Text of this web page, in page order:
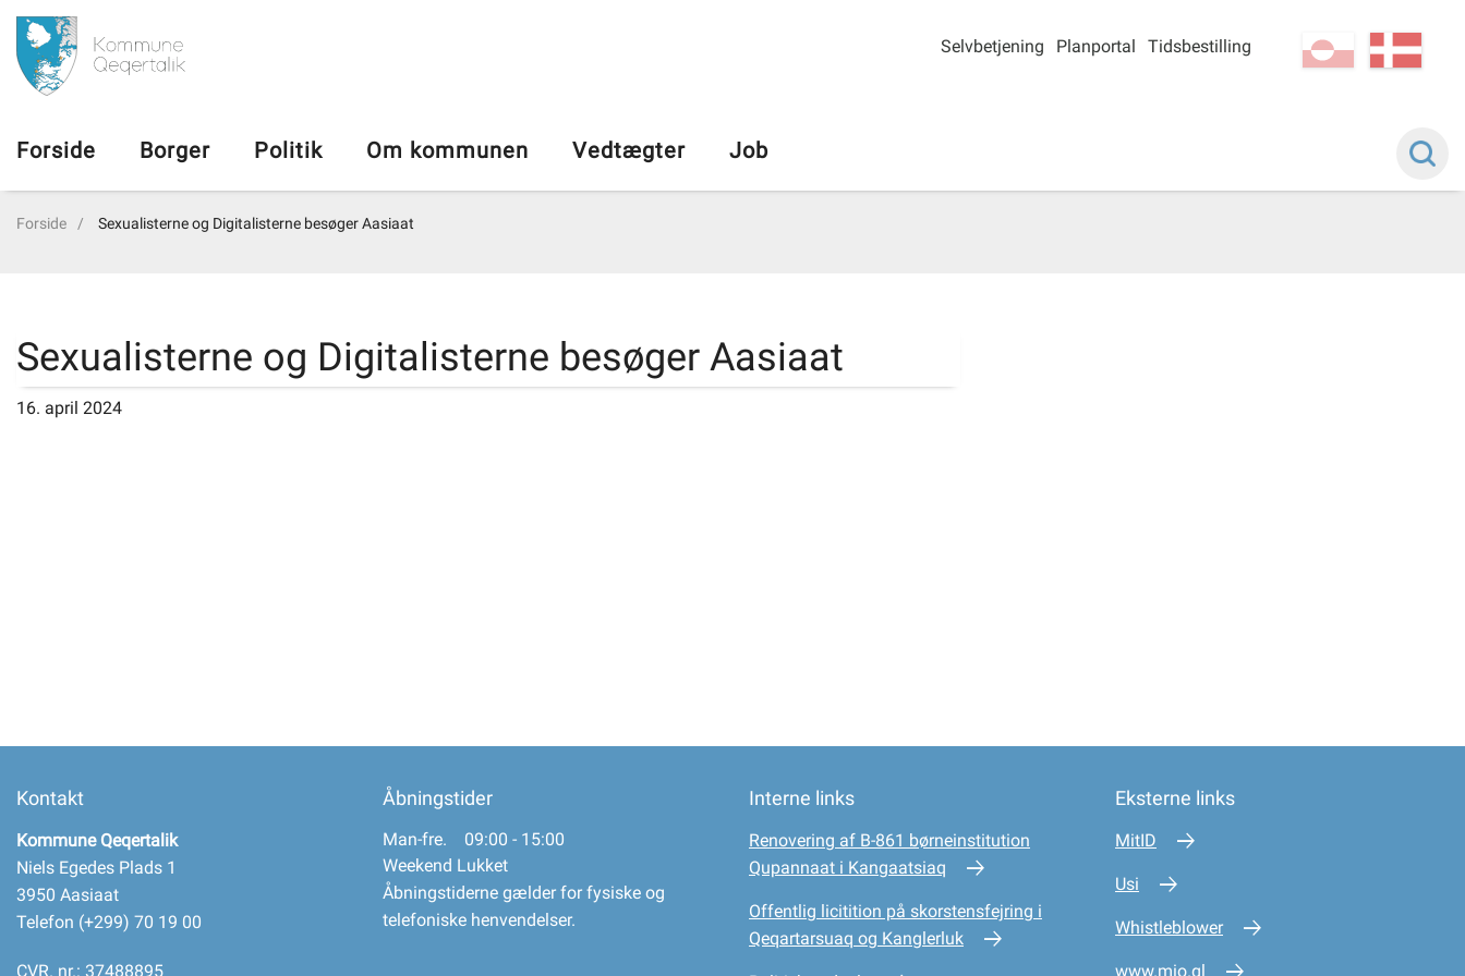
Vedtægter
kl-GL
Selvbetjening Planportal Tidsbestilling
Forside Borger Politik Om kommunen Vedtægter Job
Forside Sexualisterne og Digitalisterne besøger Aasiaat
Sexualisterne og Digitalisterne besøger Aasiaat
16. april 2024
Kontakt
Kommune Qeqertalik
Niels Egedes Plads 1
3950 Aasiaat
Telefon (+299) 70 19 00
CVR. nr.: 37488895
Åbningstider
Man-fre. 09:00 - 15:00
Weekend Lukket
Åbningstiderne gælder for fysiske og
telefoniske henvendelser.
Interne links
Renovering af B-861 børneinstitution
Qupannaat i Kangaatsiaq
Offentlig licitition på skorstensfejring i
Qeqartarsuaq og Kanglerluk
Eksterne links
MitID
Usi
Whistleblower
www.mio.gl